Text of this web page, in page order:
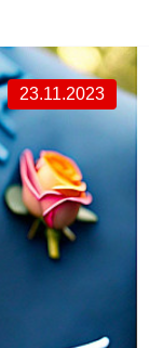
23.11.2023